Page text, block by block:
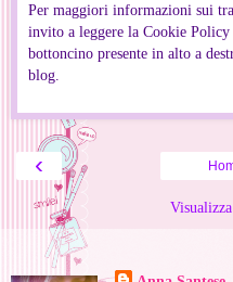
Per maggiori informazioni sui
invito a leggere la Cookie Policy
bottoncino presente in alto a
blog.
‹
Informazioni personali